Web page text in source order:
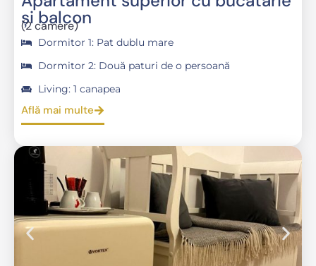
şi balcon
(2 camere)
Dormitor 1: Pat dublu mare
Dormitor 2: Două paturi de o persoană
Living: 1 canapea
Află mai multe